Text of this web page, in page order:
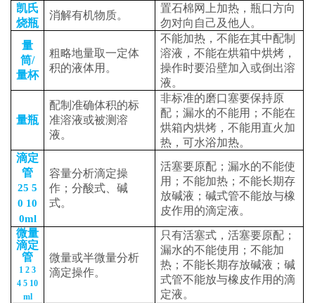
凯氏
烧瓶
消解有机物质。
置石棉网上加热，瓶口方向
勿对向自己及他人。
量
筒/
量杯
粗略地量取一定体
积的液体用。
不能加热，不能在其中配制
溶液，不能在烘箱中烘烤，
操作时要沿壁加入或倒出溶
液。
量瓶
配制准确体积的标
准溶液或被测溶
液。
非标准的磨口塞要保持原
配；漏水的不能用；不能在
烘箱内烘烤，不能用直火加
热，可水浴加热。
滴定
管
25 5
0 10
0ml
容量分析滴定操
作；分酸式、碱
式。
活塞要原配；漏水的不能使
用；不能加热；不能长期存
放碱液；碱式管不能放与橡
皮作用的滴定液。
微量
滴定
管
1 2 3
4 5 10
ml
微量或半微量分析
滴定操作。
只有活塞式，活塞要原配；
漏水的不能使用；不能加
热；不能长期存放碱液；碱
式管不能放与橡皮作用的滴
定液。